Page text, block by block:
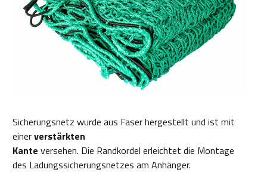
Sicherungsnetz wurde aus Faser hergestellt und ist mit
einerverstärkten
Kante versehen. Die Randkordel erleichtet die Montage
des Ladungssicherungsnetzes am Anhänger.